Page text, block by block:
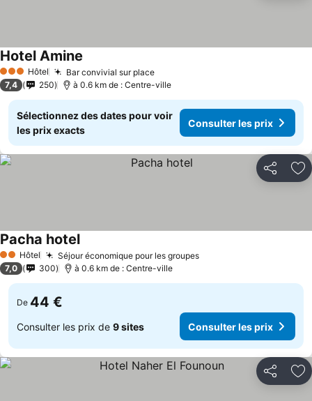
3 ÉtoilesHôtel Bar convivial sur placeConsulter les prix
Hotel Amine
7,4 250 à 0.6 km de : Centre-ville
Sélectionnez des dates pour voir
les prix exacts
Consulter les prix
Partager
2 Étoiles
Hôtel Séjour économique pour les groupesConsulter les prix
Pacha hotelConsulter les prix
7,0 300 à 0.6 km de : Centre-ville
De 44 €
Consulter les prix de 9 sites Consulter les prix
Partager